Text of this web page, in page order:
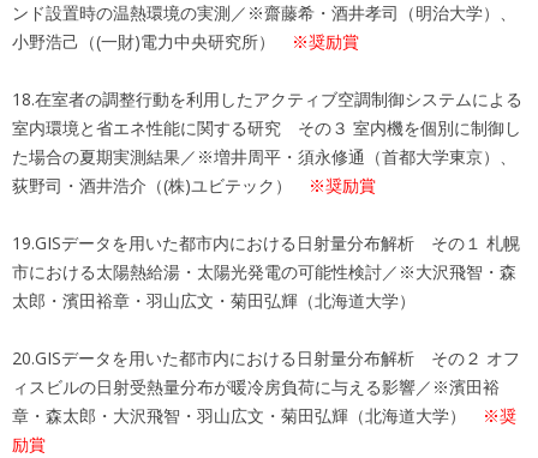
ンド設置時の温熱環境の実測／※齋藤希・酒井孝司（明治大学）、
小野浩己（(一財)電力中央研究所）
※奨励賞
18.在室者の調整行動を利用したアクティブ空調制御システムによる
室内環境と省エネ性能に関する研究 その３ 室内機を個別に制御し
た場合の夏期実測結果／※増井周平・須永修通（首都大学東京）、
荻野司・酒井浩介（(株)ユビテック）
※奨励賞
19.GISデータを用いた都市内における日射量分布解析 その１ 札幌
市における太陽熱給湯・太陽光発電の可能性検討／※大沢飛智・森
太郎・濱田裕章・羽山広文・菊田弘輝（北海道大学）
20.GISデータを用いた都市内における日射量分布解析 その２ オフ
ィスビルの日射受熱量分布が暖冷房負荷に与える影響／※濱田裕
章・森太郎・大沢飛智・羽山広文・菊田弘輝（北海道大学）
※奨
励賞